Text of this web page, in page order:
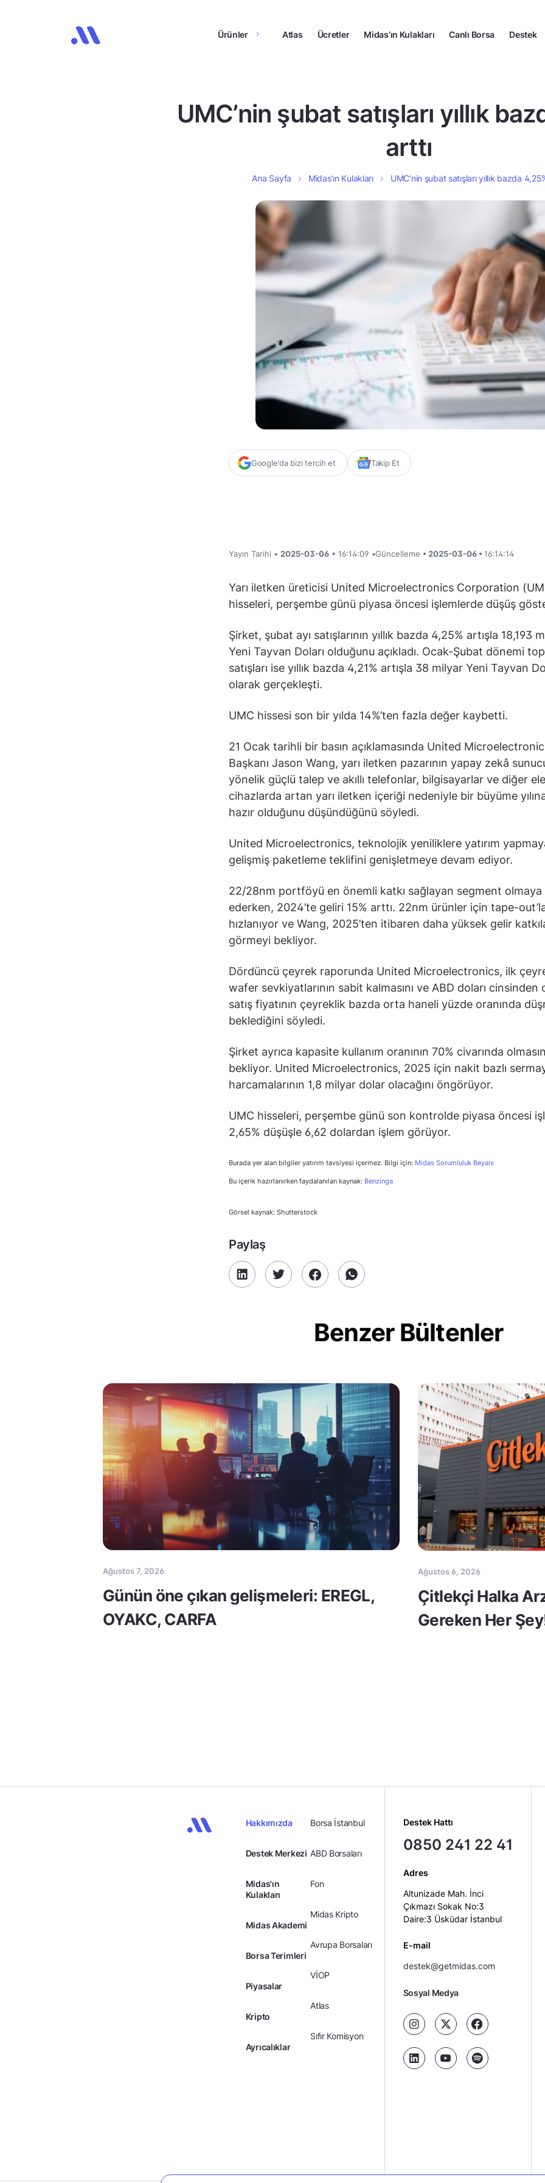
Ürünler Atlas Ücretler Midas’ın Kulakları Canlı Borsa Destek
UMC’nin şubat satışları yıllık
arttı
Ana Sayfa Midas’ın Kulakları UMC’nin şubat satışları yıllık bazda
Google'da bizi tercih et Takip Et
Yayın Tarihi • 2025-03-06 • 16:14:09 •Güncelleme • 2025-03-06 • 16:14:14
Yarı iletken üreticisi United Microelectronics Corporation
hisseleri, perşembe günü piyasa öncesi işlemlerde düşüş
Şirket, şubat ayı satışlarının yıllık bazda 4,25% artışla 18,193
Yeni Tayvan Doları olduğunu açıkladı. Ocak-Şubat dönemi
satışları ise yıllık bazda 4,21% artışla 38 milyar Yeni Tayvan
olarak gerçekleşti.
UMC hissesi son bir yılda 14%’ten fazla değer kaybetti.
21 Ocak tarihli bir basın açıklamasında United
Başkanı Jason Wang, yarı iletken pazarının yapay zekâ
yönelik güçlü talep ve akıllı telefonlar, bilgisayarlar ve diğer
cihazlarda artan yarı iletken içeriği nedeniyle bir büyüme
hazır olduğunu düşündüğünü söyledi.
United Microelectronics, teknolojik yeniliklere yatırım
gelişmiş paketleme teklifini genişletmeye devam ediyor.
22/28nm portföyü en önemli katkı sağlayan segment olmaya
ederken, 2024’te geliri 15% arttı. 22nm ürünler için tape-
hızlanıyor ve Wang, 2025’ten itibaren daha yüksek gelir
görmeyi bekliyor.
Dördüncü çeyrek raporunda United Microelectronics, ilk
wafer sevkiyatlarının sabit kalmasını ve ABD doları cinsinden
satış fiyatının çeyreklik bazda orta haneli yüzde oranında
beklediğini söyledi.
Şirket ayrıca kapasite kullanım oranının 70% civarında
bekliyor. United Microelectronics, 2025 için nakit bazlı
harcamalarının 1,8 milyar dolar olacağını öngörüyor.
UMC hisseleri, perşembe günü son kontrolde piyasa öncesi
2,65% düşüşle 6,62 dolardan işlem görüyor.
Burada yer alan bilgiler yatırım tavsiyesi içermez. Bilgi için: Midas Sorumluluk Beyanı
Bu içerik hazırlanırken faydalanılan kaynak: Benzinga
Görsel kaynak: Shutterstock
Paylaş
Benzer Bültenler
Ağustos 7, 2026
Günün öne çıkan gelişmeleri: EREGL,
OYAKC, CARFA
Ağustos 6, 2026
Çitlekçi Halka
Gereken Her
Hakkımızda
Destek Merkezi
Midas'ın
Kulakları
Midas Akademi
Borsa Terimleri
Piyasalar
Kripto
Ayrıcalıklar
Borsa İstanbul
ABD Borsaları
Fon
Midas Kripto
Avrupa Borsaları
VİOP
Atlas
Sıfır Komisyon
Destek Hattı
0850 241 22 41
Adres
Altunizade Mah. İnci
Çıkmazı Sokak No:3
Daire:3 Üsküdar İstanbul
E-mail
destek@getmidas.com
Sosyal Medya